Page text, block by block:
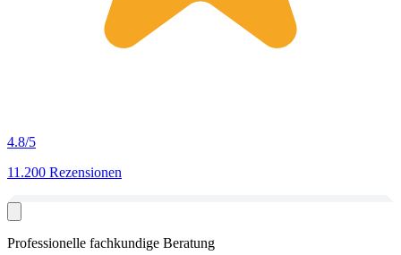
4.8/5
11.200 Rezensionen
Professionelle fachkundige Beratung